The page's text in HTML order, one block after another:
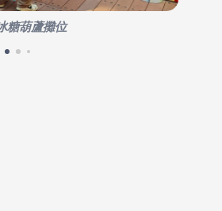
糖葫蘆攤位